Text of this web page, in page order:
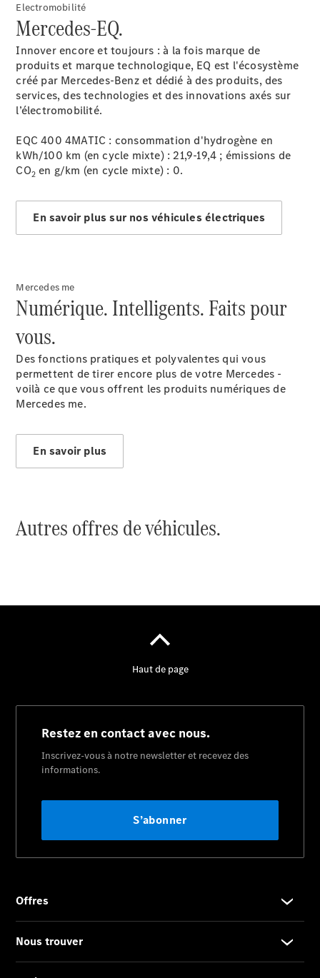
Après-vente
Benz
Services
d'entretien
Accessoires
Prendre un
Distributeur
Notre Groupe
environnemental
Formulaire
Prestataire /
Electromobilité
Mercedes-EQ.
Innover encore et toujours : à la fois marque de
produits et marque technologique, EQ est l'écosystème
créé par Mercedes-Benz et dédié à des produits, des
services, des technologies et des innovations axés sur
l’électromobilité.
EQC 400 4MATIC : consommation d'hydrogène en
kWh/100 km (en cycle mixte) : 21,9-19,4 ; émissions de
CO2 en g/km (en cycle mixte) : 0.
En savoir plus sur nos véhicules électriques
Mercedes me
Numérique. Intelligents. Faits pour
vous.
Des fonctions pratiques et polyvalentes qui vous
permettent de tirer encore plus de votre Mercedes -
voilà ce que vous offrent les produits numériques de
Mercedes me.
En savoir plus
Autres offres de véhicules.